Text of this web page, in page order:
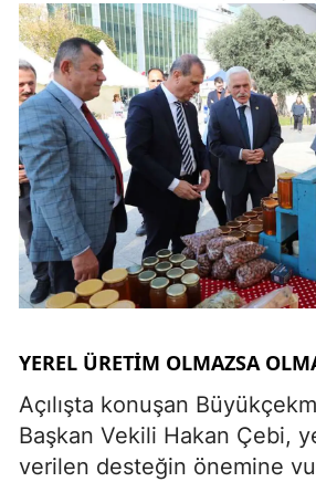
YEREL ÜRETIM OLMAZSA
Açılışta konuşan
Başkan Vekili Hakan Çebi,
verilen desteğin önemine